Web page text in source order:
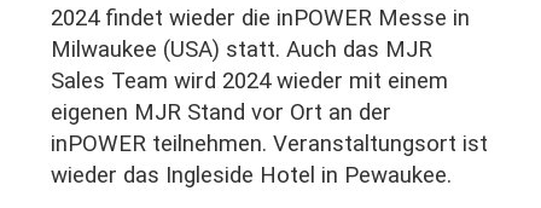
2024 findet wieder die inPOWER Messe in
Milwaukee (USA) statt. Auch das MJR
Sales Team wird 2024 wieder mit einem
eigenen MJR Stand vor Ort an der
inPOWER teilnehmen. Veranstaltungsort ist
wieder das Ingleside Hotel in Pewaukee.